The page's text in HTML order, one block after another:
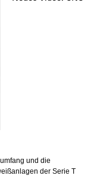
und die
der Serie T